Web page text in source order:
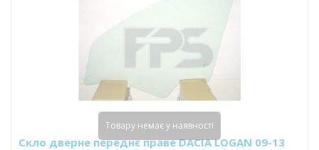
Скло дверне переднє праве DACIA LOGAN 09-13
Товару немає у наявності